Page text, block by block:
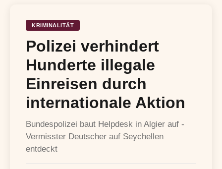
KRIMINALITÄT
Polizei verhindert
Hunderte illegale
Einreisen durch
internationale Aktion
Bundespolizei baut Helpdesk in Algier auf -
Vermisster Deutscher auf Seychellen
entdeckt